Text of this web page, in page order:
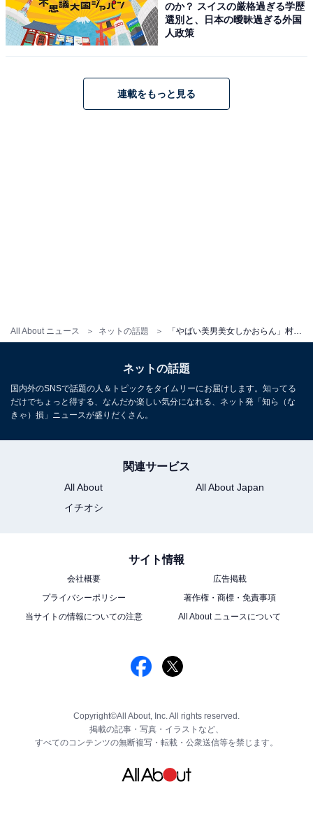
All About ニュース ネットの話題
のか？ スイスの厳格過ぎる学歴
選別と、日本の曖昧過ぎる外国
人政策
連載をもっと見る
ネットの話題
国内外のSNSで話題の人＆トピックをタイムリーにお届けします。知ってる
だけでちょっと得する、なんだか楽しい気分になれる、ネット発「知ら（な
きゃ）損」ニュースが盛りだくさん。
関連サービス
All About
All About Japan
イチオシ
サイト情報
会社概要
広告掲載
プライバシーポリシー
著作権・商標・免責事項
当サイトの情報についての注意
All About ニュースについて
Copyright©All About, Inc. All rights reserved.
掲載の記事・写真・イラストなど、
すべてのコンテンツの無断複写・転載・公衆送信等を禁じます。